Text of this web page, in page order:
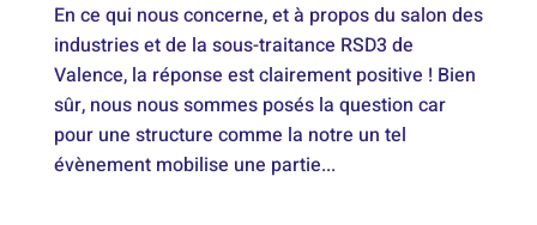
En ce qui nous concerne, et à propos du salon des
industries et de la sous-traitance RSD3 de
Valence, la réponse est clairement positive ! Bien
sûr, nous nous sommes posés la question car
pour une structure comme la notre un tel
évènement mobilise une partie...